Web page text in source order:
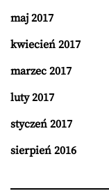
maj 2017
kwiecień 2017
marzec 2017
luty 2017
styczeń 2017
sierpień 2016